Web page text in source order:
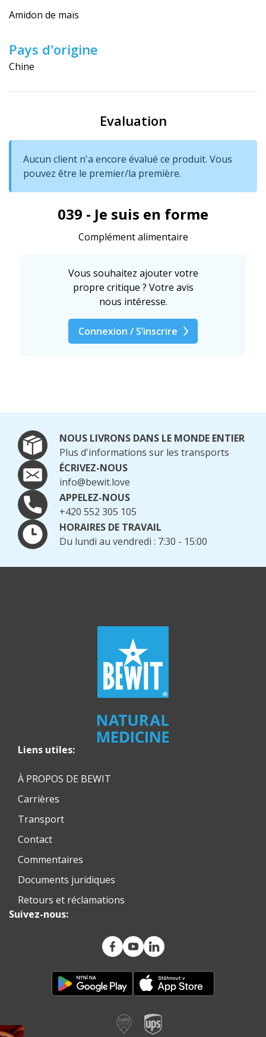
Amidon de maïs
Pays d'origine
Chine
Evaluation
Aucun client n'a encore évalué ce produit. Vous
pouvez être le premier/la première.
039 - Je suis en forme
Complément alimentaire
Vous souhaitez ajouter votre
propre critique ? Votre avis
nous intéresse.
Connexion / S’inscrire
NOUS LIVRONS DANS LE MONDE ENTIER
Plus d'informations sur les transports
ÉCRIVEZ-NOUS
info@bewit.love
APPELEZ-NOUS
+420 552 305 105
HORAIRES DE TRAVAIL
Du lundi au vendredi : 7:30 - 15:00
Liens utiles:
À PROPOS DE BEWIT
Carrières
Transport
Contact
Commentaires
Documents juridiques
Retours et réclamations
Suivez-nous: